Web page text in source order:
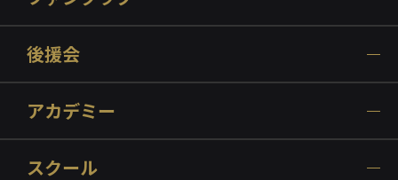
後援会
アカデミー
スクール